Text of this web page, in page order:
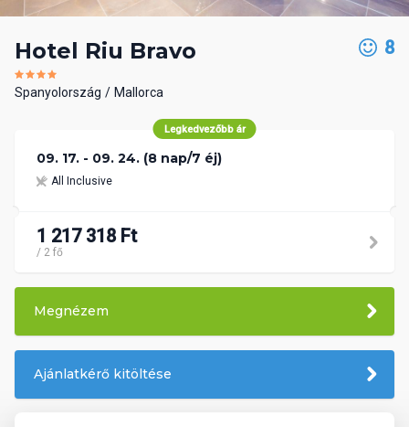
Hotel Riu Bravo
Spanyolország Mallorca
8
Legkedvezőbb ár
09. 17. - 09. 24. (8 nap/7 éj)
All Inclusive
1 217 318 Ft
/ 2 fő
Megnézem
Ajánlatkérő kitöltése